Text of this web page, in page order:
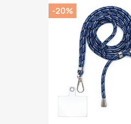
-20%